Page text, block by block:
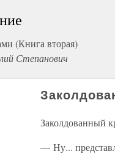
(Книга вторая)
Степанович
Заколдованный
— Ну...